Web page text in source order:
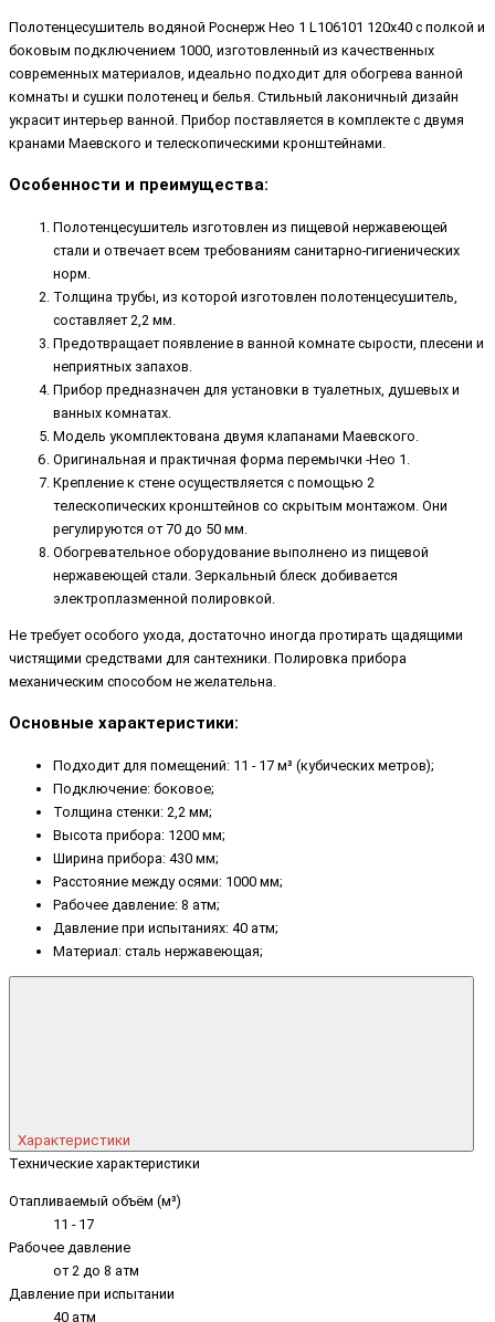
Полотенцесушитель водяной Роснерж Нео 1 L106101 120x40 с полкой и
боковым подключением 1000, изготовленный из качественных
современных материалов, идеально подходит для обогрева ванной
комнаты и сушки полотенец и белья. Стильный лаконичный дизайн
украсит интерьер ванной. Прибор поставляется в комплекте с двумя
кранами Маевского и телескопическими кронштейнами.
Особенности и преимущества:
Полотенцесушитель изготовлен из пищевой нержавеющей
стали и отвечает всем требованиям санитарно-гигиенических
норм.
Толщина трубы, из которой изготовлен полотенцесушитель,
составляет 2,2 мм.
Предотвращает появление в ванной комнате сырости, плесени и
неприятных запахов.
Прибор предназначен для установки в туалетных, душевых и
ванных комнатах.
Модель укомплектована двумя клапанами Маевского.
Оригинальная и практичная форма перемычки -Нео 1.
Крепление к стене осуществляется с помощью 2
телескопических кронштейнов со скрытым монтажом. Они
регулируются от 70 до 50 мм.
Обогревательное оборудование выполнено из пищевой
нержавеющей стали. Зеркальный блеск добивается
электроплазменной полировкой.
Не требует особого ухода, достаточно иногда протирать щадящими
чистящими средствами для сантехники. Полировка прибора
механическим способом не желательна.
Основные характеристики:
Подходит для помещений: 11 - 17 м³ (кубических метров);
Подключение: боковое;
Толщина стенки: 2,2 мм;
Высота прибора: 1200 мм;
Ширина прибора: 430 мм;
Расстояние между осями: 1000 мм;
Рабочее давление: 8 атм;
Давление при испытаниях: 40 атм;
Материал: сталь нержавеющая;
Характеристики
Технические характеристики
Отапливаемый объём (м³)
11 - 17
Рабочее давление
от 2 до 8 атм
Давление при испытании
40 атм